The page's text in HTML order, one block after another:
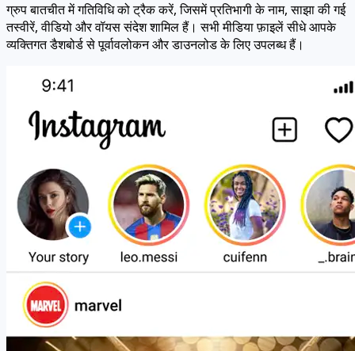
ग्रुप बातचीत में गतिविधि को ट्रैक करें, जिसमें प्रतिभागी के नाम, साझा की गई
तस्वीरें, वीडियो और वॉयस संदेश शामिल हैं। सभी मीडिया फ़ाइलें सीधे आपके
व्यक्तिगत डैशबोर्ड से पूर्वावलोकन और डाउनलोड के लिए उपलब्ध हैं।